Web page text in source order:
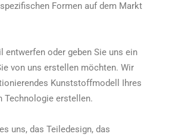
Formen auf dem Markt
entwerfen oder geben Sie uns ein
von uns erstellen möchten. Wir
Kunststoffmodell Ihres
Technologie erstellen.
uns, das Teiledesign, das